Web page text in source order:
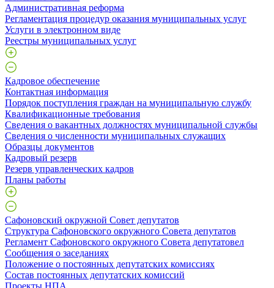
Административная реформа
Регламентация процедур оказания муниципальных услуг
Услуги в электронном виде
Реестры муниципальных услуг
Кадровое обеспечение
Контактная информация
Порядок поступления граждан на муниципальную службу
Квалификационные требования
Сведения о вакантных должностях муниципальной службы
Сведения о численности муниципальных служащих
Образцы документов
Кадровый резерв
Резерв управленческих кадров
Планы работы
Сафоновский окружной Совет депутатов
Структура Сафоновского окружного Совета депутатов
Регламент Сафоновского окружного Совета депутатовел
Сообщения о заседаниях
Положение о постоянных депутатских комиссиях
Состав постоянных депутатских комиссий
Проекты НПА